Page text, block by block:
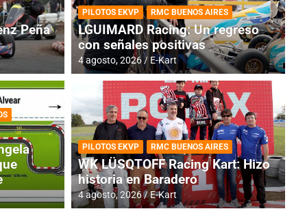
Horarios para la
Peña
PILOTOS EKVP RMC BUENOS AIRES
LGUIMARD Racing: Un regreso
con señales positivas
4 agosto, 2026 E-Kart
PILOTOS EKVP RMC BUENOS AIRES
WK LÜSQTOFF Racing Kart: Hizo
historia en Baradero
4 agosto, 2026 E-Kart